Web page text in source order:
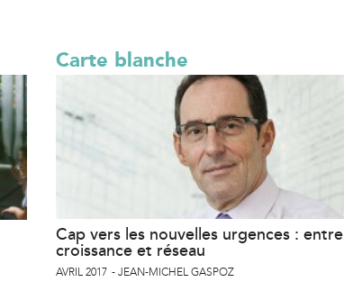
Carte blanche
Cap vers les nouvelles urgences : entre
croissance et réseau
AVRIL 2017 JEAN-MICHEL GASPOZ